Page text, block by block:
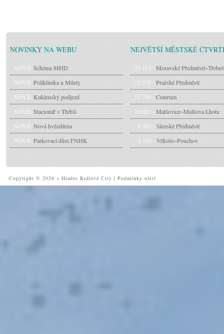
NOVINKY NA WEBU
NOVÉ: Schéma MHD
NOVÉ: Poliklinika u Milety
NOVÉ: Kuklenský podjezd
NOVÉ: Stacionář v Třebši
NOVÉ: Nová hvězdárna
NOVÉ: Parkovací dům FNHK
NEJVĚTŠÍ MĚSTSKÉ
23 413 - Moravské Předměstí~Třebeš
12 975 - Pražské Předměstí
11 779 - Centrum
10 021 - Malšovice~Malšova Lhota
8 982 - Slezské Předměstí
4 105 - Věkoše~Pouchov
Copyright © 2026 ~ Hradec Králové City | Podmínky užití